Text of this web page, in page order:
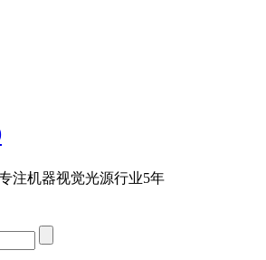
注机器视觉光源行业5年